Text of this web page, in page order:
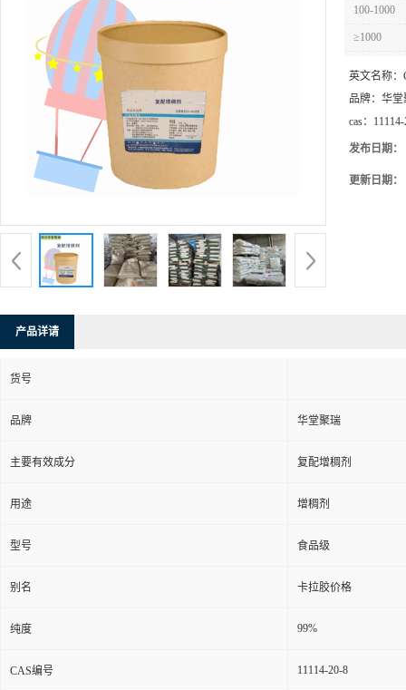
100-1000
≥1000
英文名称：
品牌： 华堂
cas：
发布日期：
更新日期：
产品详请
货号
品牌 华堂聚瑞
主要有效成分 复配增稠剂
用途 增稠剂
型号 食品级
别名 卡拉胶价格
纯度 99%
CAS编号 11114-20-8